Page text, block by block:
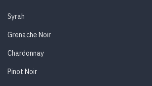
Syrah
Grenache Noir
Chardonnay
Pinot Noir